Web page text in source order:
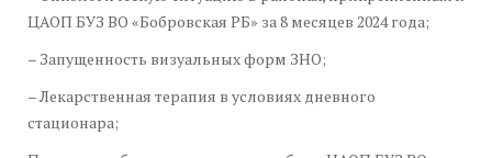
ЦАОП БУЗ ВО «Бобровская РБ» за 8 месяцев 2024 года;
– Запущенность визуальных форм ЗНО;
– Лекарственная терапия в условиях дневного
стационара;